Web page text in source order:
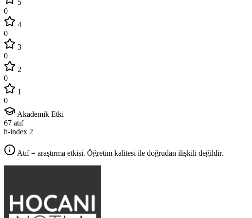
5
0
4
0
3
0
2
0
1
0
Akademik Etki
67 atıf
h-index 2
Atıf = araştırma etkisi. Öğretim kalitesi ile doğrudan ilişkili değildir.